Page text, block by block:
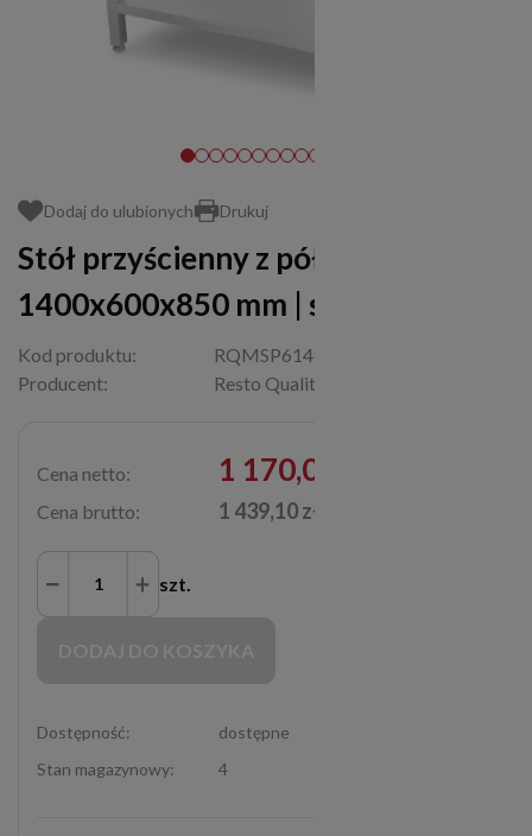
Dodaj do ulubionych Drukuj
Stół przyścienny z półką |
1400x600x850 mm | skręcany
Kod produktu:
RQMSP6140P
Producent:
Resto Quality
Cena netto: 1 170,00 zł
Cena brutto: 1 439,10 zł
szt.
Dostępność:
dostępne
Stan magazynowy:
4